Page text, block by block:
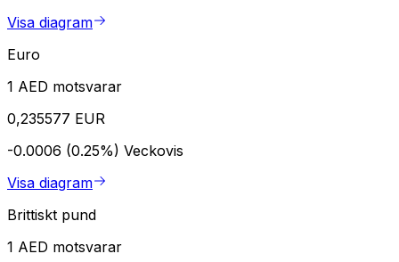
Visa diagram
Euro
1 AED motsvarar
0,235577 EUR
-0.0006 (0.25%) Veckovis
Visa diagram
Brittiskt pund
1 AED motsvarar